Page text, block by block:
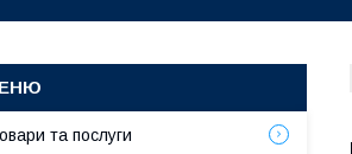
та послуги